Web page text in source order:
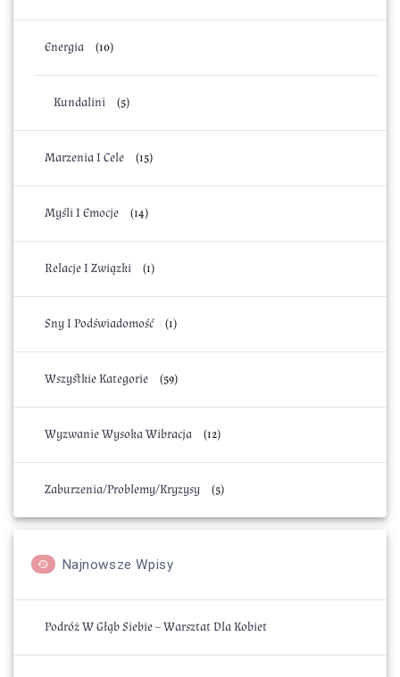
Energia (10)
Kundalini (5)
Marzenia I Cele (15)
Myśli I Emocje (14)
Relacje I Związki (1)
Sny I Podświadomość (1)
Wszystkie Kategorie (59)
Wyzwanie Wysoka Wibracja (12)
Zaburzenia/Problemy/Kryzysy (5)
Najnowsze Wpisy
Podróż W Głąb Siebie – Warsztat Dla Kobiet